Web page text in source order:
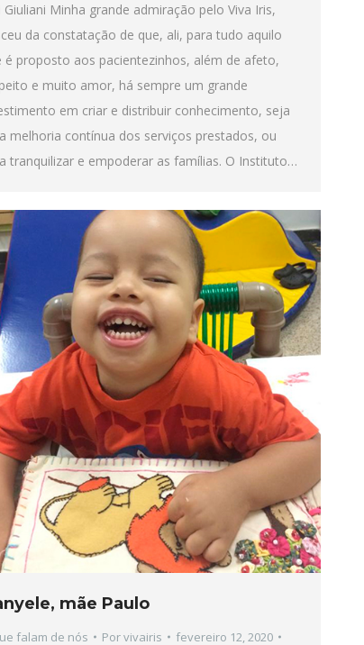
Giuliani Minha grande admiração pelo Viva Iris,
da constatação de que, ali, para tudo aquilo
é proposto aos pacientezinhos, além de afeto,
e muito amor, há sempre um grande
em criar e distribuir conhecimento, seja
melhoria contínua dos serviços prestados, ou
tranquilizar e empoderar as famílias. O Instituto…
mãe Paulo
falam de nós Porvivairis
fevereiro 12, 2020